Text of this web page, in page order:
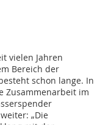
vielen Jahren
Bereich der
schon lange. In
Zusammenarbeit im
„Die